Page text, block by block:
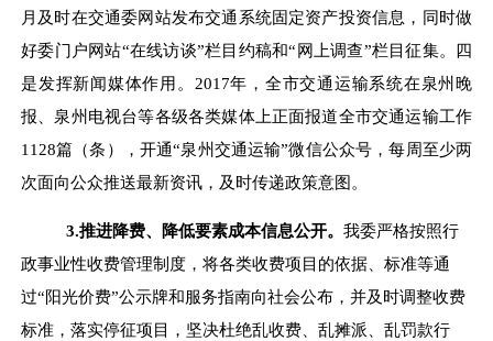
月及时在交通委网站发布交通系统固定资产投资信息，同时做
好委门户网站“在线访谈”栏目约稿和“网上调查”栏目征集。四
是发挥新闻媒体作用。 2017年，全市交通运输系统在泉州晚
报、泉州电视台等各级各类媒体上正面报道全市交通运输工作
1128篇（条），开通“泉州交通运输”微信公众号，每周至少两
次面向公众推送最新资讯，及时传递政策意图。
3.推进降费、降低要素成本信息公开。 我委严格按照行
政事业性收费管理制度，将各类收费项目的依据、标准等通
过“阳光价费”公示牌和服务指南向社会公布，并及时调整收费
标准，落实停征项目，坚决杜绝乱收费、乱摊派、乱罚款行